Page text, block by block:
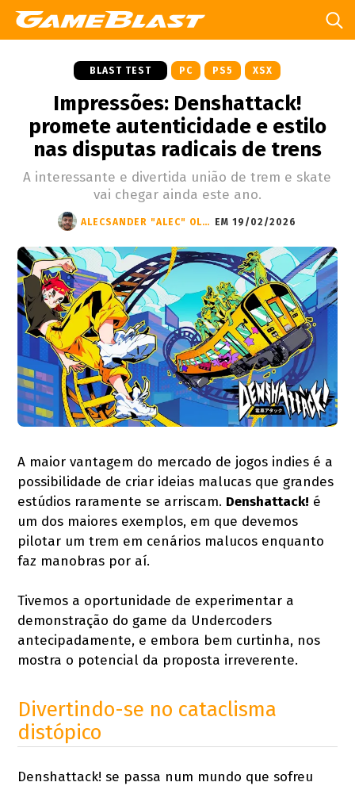
BLAST TEST PC PS5 XSX
Impressões: Denshattack!
promete autenticidade e estilo
nas disputas radicais de trens
A interessante e divertida união de trem e skate
vai chegar ainda este ano.
ALECSANDER "ALEC" OLIVEIRA EM 19/02/2026
A maior vantagem do mercado de jogos indies é a
possibilidade de criar ideias malucas que grandes
estúdios raramente se arriscam. Denshattack! é
um dos maiores exemplos, em que devemos
pilotar um trem em cenários malucos enquanto
faz manobras por aí.
Tivemos a oportunidade de experimentar a
demonstração do game da Undercoders
antecipadamente, e embora bem curtinha, nos
mostra o potencial da proposta irreverente.
Divertindo-se no cataclisma
distópico
Denshattack! se passa num mundo que sofreu